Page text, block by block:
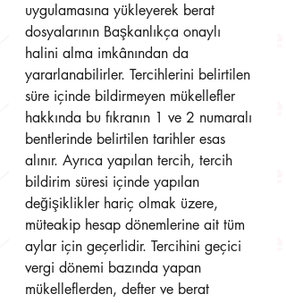
uygulamasına yükleyerek berat
dosyalarının Başkanlıkça onaylı
halini alma imkânından da
yararlanabilirler. Tercihlerini belirtilen
süre içinde bildirmeyen mükellefler
hakkında bu fıkranın 1 ve 2 numaralı
bentlerinde belirtilen tarihler esas
alınır. Ayrıca yapılan tercih, tercih
bildirim süresi içinde yapılan
değişiklikler hariç olmak üzere,
müteakip hesap dönemlerine ait tüm
aylar için geçerlidir. Tercihini geçici
vergi dönemi bazında yapan
mükelleflerden, defter ve berat